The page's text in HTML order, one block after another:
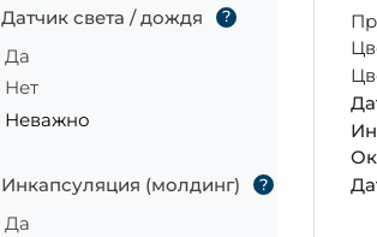
Датчик света / дождя ?
Да
Нет
Неважно
Инкапсуляция (молдинг) ?
Да